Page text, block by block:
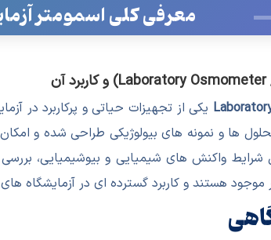
معرفی کلی اسمومتر
یکی از تجهیزات حیاتی و پرکاربرد در
ها و نمونه های بیولوژیکی طراحی شده و
واکنش های شیمیایی و بیوشیمیایی،
هستند و کاربرد گسترده ای در آزمایشگاه